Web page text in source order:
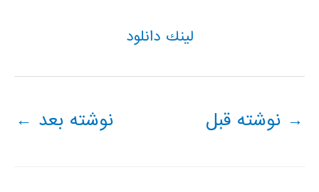
لينك دانلود
→ نوشته قبل نوشته بعد ←